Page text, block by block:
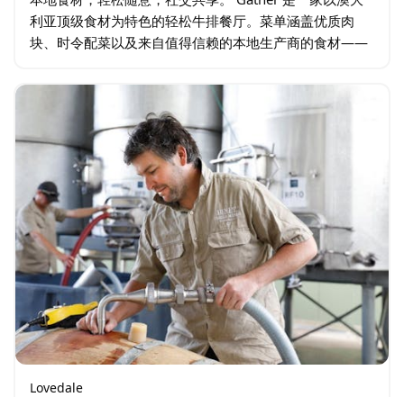
利亚顶级食材为特色的轻松牛排餐厅。菜单涵盖优质肉
块、时令配菜以及来自值得信赖的本地生产商的食材——
Gather…
Lovedale